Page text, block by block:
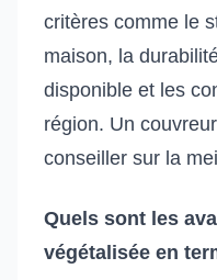
critères comme le
maison, la
disponible et les
région. Un
conseiller sur la
Quels sont les
végétalisée en